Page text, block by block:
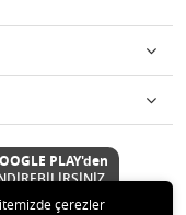
PLAY'den
çerezler